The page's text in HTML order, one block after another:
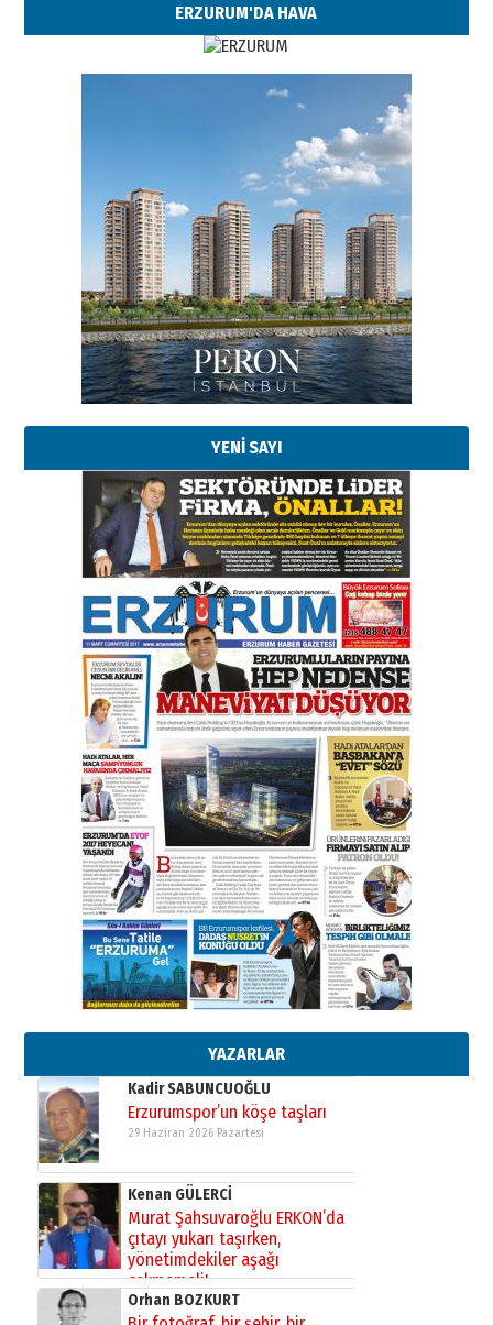
ERZURUM'DA HAVA
YENİ SAYI
YAZARLAR
Esat BİNDESEN
Başkan Sekmen’den Erzurum’a
bir vizyon proje daha!
02 Ağustos 2026 Pazar
Kadir SABUNCUOĞLU
Erzurumspor’un köşe taşları
29 Haziran 2026 Pazartesi
Kenan GÜLERCİ
Murat Şahsuvaroğlu ERKON’da
çıtayı yukarı taşırken,
yönetimdekiler aşağı
çekmemeli!
17 Şubat 2026 SalıOrhan BOZKURT
Bir fotoğraf, bir şehir, bir
gazeteci… Dizginler kimin
elinde?
31 Mart 2026 Salı
A. Berhan Yılmaz
BİR BÖLÜM DEĞİL, BİR ÖMÜR
SEÇİYORSUNUZ… “NEDEN
ATATÜRK ÜNİVERSİTESİ?”
28 Temmuz 2026 Salı
Ahmet Gökhan YAZICI
Ahmed Yesevi’den bir Alperen…
”Reisimiz” idi… Hakka yürüdü.!
26 Mart 2026 Perşembe
Cem Bakırcı
Ardında bıraktığı hatıralarıyla
gönül adamı Faruk Terzioğlu!
13 Mayıs 2026 Çarşamba
Esat BİNDESEN
Başkan Sekmen’den Erzurum’a
02 Ağustos 2026 Pazar
Kadir SABUNCUOĞLU
Erzurumspor’un köşe taşları
29 Haziran 2026 Pazartesi
Kenan GÜLERCİ
Murat Şahsuvaroğlu ERKON’da
çıtayı yukarı taşırken,
yönetimdekiler aşağı
çekmemeli!
17 Şubat 2026 SalıOrhan BOZKURT